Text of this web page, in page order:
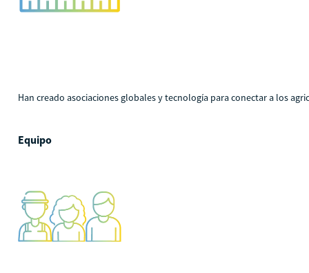
Han creado asociaciones globales y tecnología para conectar a los
Equipo